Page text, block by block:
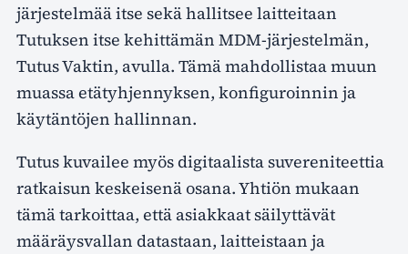
järjestelmää itse sekä hallitsee laitteitaan
Tutuksen itse kehittämän MDM-järjestelmän,
Tutus Vaktin, avulla. Tämä mahdollistaa muun
muassa etätyhjennyksen, konfiguroinnin ja
käytäntöjen hallinnan.
Tutus kuvailee myös digitaalista suvereniteettia
ratkaisun keskeisenä osana. Yhtiön mukaan
tämä tarkoittaa, että asiakkaat säilyttävät
määräysvallan datastaan, laitteistaan ja